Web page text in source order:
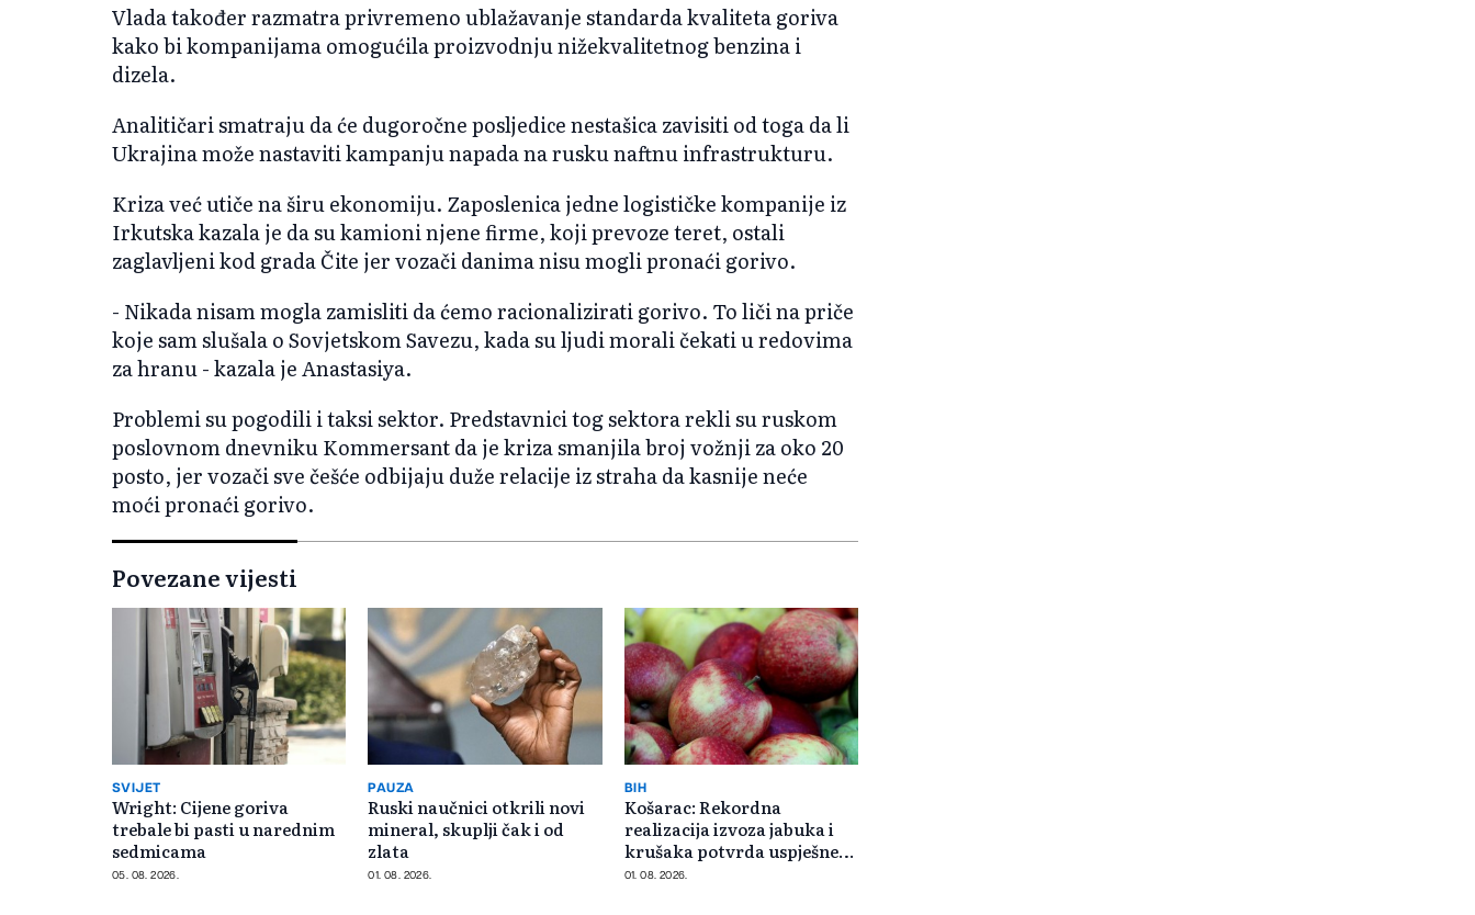
Vlada također razmatra privremeno ublažavanje standarda kvaliteta goriva
kako bi kompanijama omogućila proizvodnju nižekvalitetnog benzina i
dizela.
Analitičari smatraju da će dugoročne posljedice nestašica zavisiti od toga da li
Ukrajina može nastaviti kampanju napada na rusku naftnu infrastrukturu.
Kriza već utiče na širu ekonomiju. Zaposlenica jedne logističke kompanije iz
Irkutska kazala je da su kamioni njene firme, koji prevoze teret, ostali
zaglavljeni kod grada Čite jer vozači danima nisu mogli pronaći gorivo.
- Nikada nisam mogla zamisliti da ćemo racionalizirati gorivo. To liči na priče
koje sam slušala o Sovjetskom Savezu, kada su ljudi morali čekati u redovima
za hranu - kazala je Anastasiya.
Problemi su pogodili i taksi sektor. Predstavnici tog sektora rekli su ruskom
poslovnom dnevniku Kommersant da je kriza smanjila broj vožnji za oko 20
posto, jer vozači sve češće odbijaju duže relacije iz straha da kasnije neće
moći pronaći gorivo.
Povezane vijesti
SVIJET
Wright: Cijene goriva
trebale bi pasti u narednim
sedmicama
05. 08. 2026.
PAUZA
Ruski naučnici otkrili novi
mineral, skuplji čak i od
zlata
01. 08. 2026.
BIH
Košarac: Rekordna
realizacija izvoza jabuka i
krušaka potvrda uspješne
saradnje s Rusijom
01. 08. 2026.